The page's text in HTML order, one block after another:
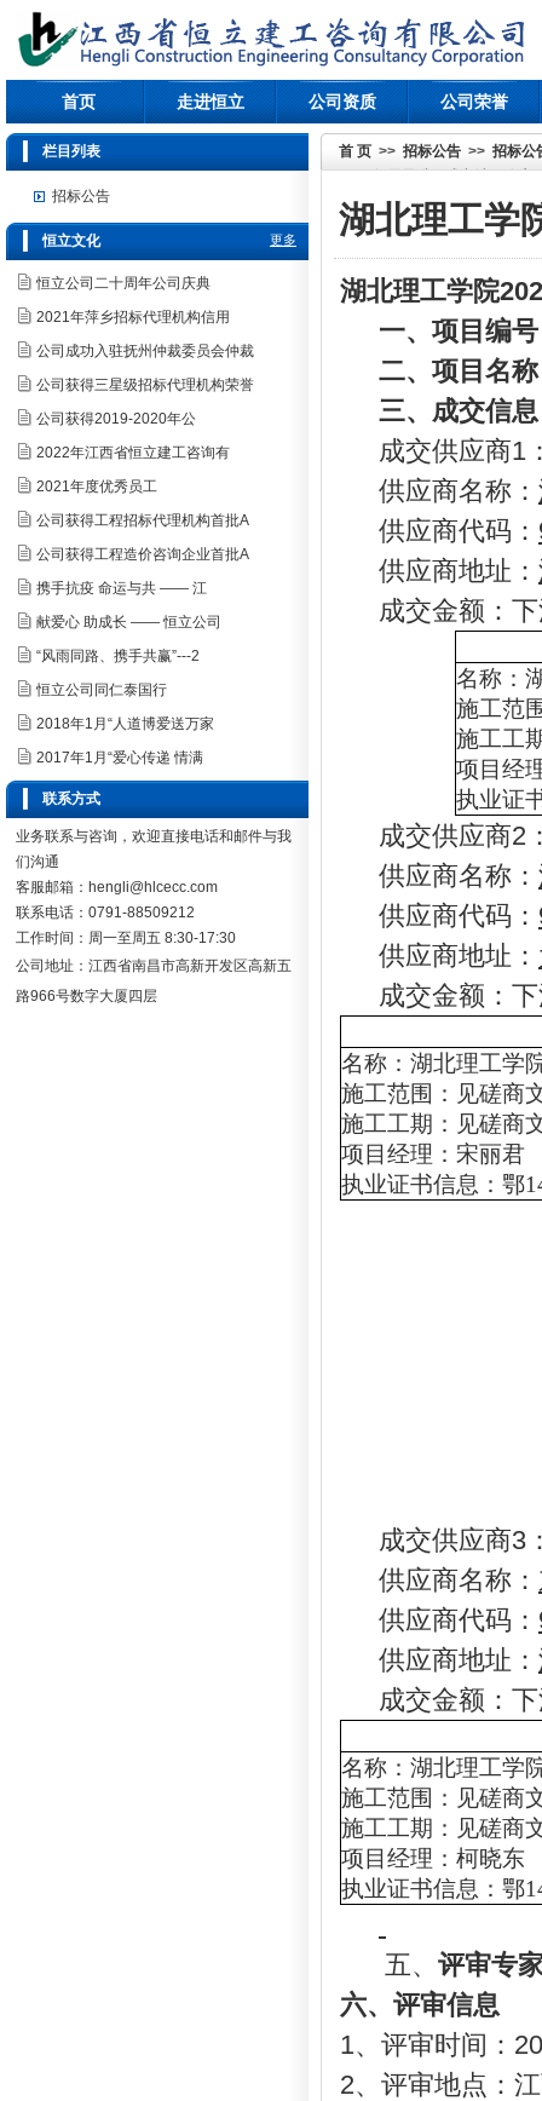
首页 走进恒立 公司资质 公司荣誉
首 页 >> 招标公告 >> 招标公
湖北理工学
湖北理工学院
一、项目编
二、项目名
三、成交信
成交供应商1
供应商名称：
供应商代码：
供应商地址：
成交金额：
名称：
施工范
施工工
项目经
执业证
成交供应商2
供应商名称：
供应商代码：
供应商地址：
成交金额：
名称： 湖北理工学
施工范围： 见磋商
施工工期： 见磋商
项目经理：宋丽君
执业证书信息：鄂
成交供应商3
供应商名称：
供应商代码：
供应商地址：
成交金额：
名称： 湖北理工学
施工范围： 见磋商
施工工期： 见磋商
项目经理：柯晓东
执业证书信息：鄂
五、评审专
六、评审信息
1、评审时间：
2、评审地点：
栏目列表
招标公告
更多
恒立文化
恒立公司二十周年公司庆典
2021年萍乡招标代理机构信用
公司成功入驻抚州仲裁委员会仲裁
公司获得三星级招标代理机构荣誉
公司获得2019-2020年公
2022年江西省恒立建工咨询有
2021年度优秀员工
公司获得工程招标代理机构首批A
公司获得工程造价咨询企业首批A
携手抗疫 命运与共 —— 江
献爱心 助成长 —— 恒立公司
“风雨同路、携手共赢”---2
恒立公司同仁泰国行
2018年1月“人道博爱送万家
2017年1月“爱心传递 情满
联系方式
业务联系与咨询，欢迎直接电话和邮件与我
们沟通
客服邮箱：hengli@hlcecc.com
联系电话：0791-88509212
工作时间：周一至周五 8:30-17:30
公司地址： 江西省南昌市高新开发区高新五
路966号数字大厦四层